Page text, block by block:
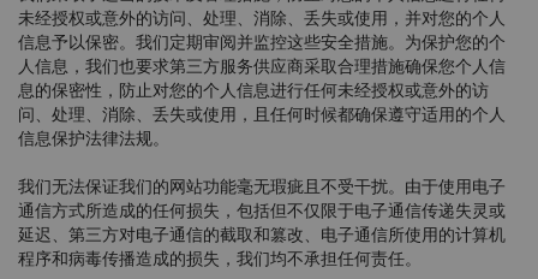
未经授权或意外的访问、处理、消除、丢失或使用，并对您的个人
信息予以保密。我们定期审阅并监控这些安全措施。为保护您的个
人信息，我们也要求第三方服务供应商采取合理措施确保您个人信
息的保密性，防止对您的个人信息进行任何未经授权或意外的访
问、处理、消除、丢失或使用，且任何时候都确保遵守适用的个人
信息保护法律法规。
我们无法保证我们的网站功能毫无瑕疵且不受干扰。由于使用电子
通信方式所造成的任何损失，包括但不仅限于电子通信传递失灵或
延迟、第三方对电子通信的截取和篡改、电子通信所使用的计算机
程序和病毒传播造成的损失，我们均不承担任何责任。